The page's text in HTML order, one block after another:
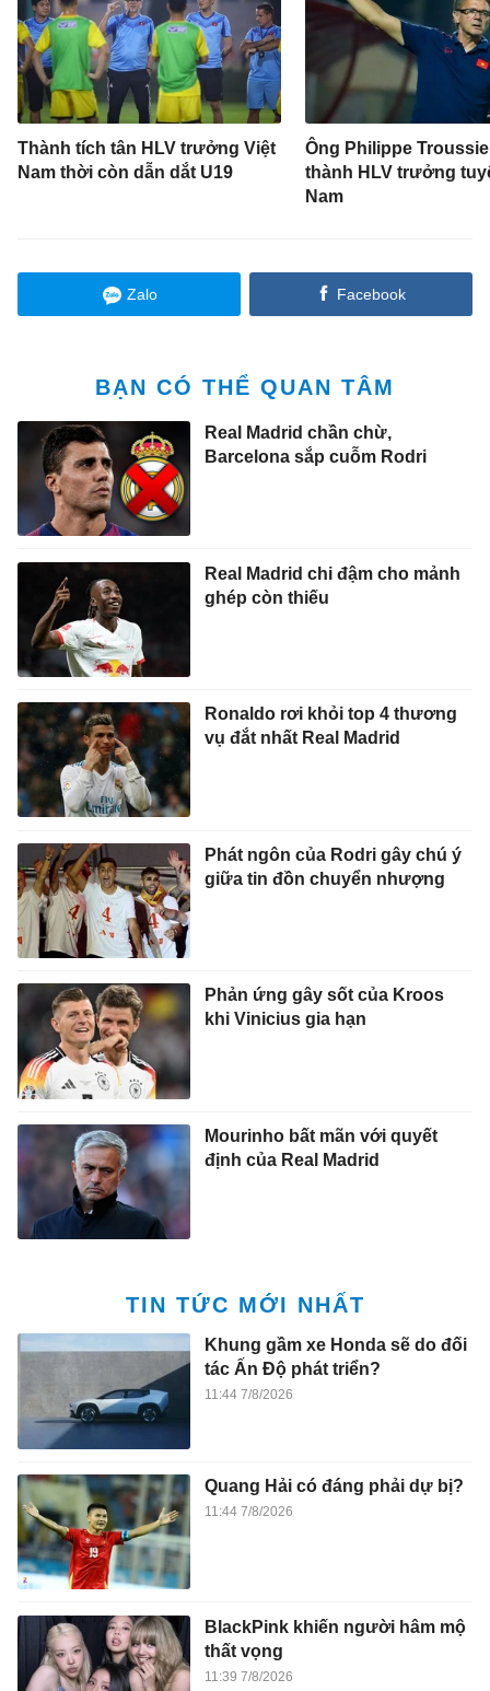
Thành tích tân HLV trưởng Việt
Nam thời còn dẫn dắt U19
Ông Philippe
thành HLV trưởng
Nam
Zalo Facebook
BẠN CÓ THỂ QUAN TÂM
Real Madrid chần chừ,
Barcelona sắp cuỗm Rodri
Real Madrid chi đậm cho mảnh
ghép còn thiếu
Ronaldo rơi khỏi top 4 thương
vụ đắt nhất Real Madrid
Phát ngôn của Rodri gây chú ý
giữa tin đồn chuyển nhượng
Phản ứng gây sốt của Kroos
khi Vinicius gia hạn
Mourinho bất mãn với quyết
định của Real Madrid
TIN TỨC MỚI NHẤT
Khung gầm xe Honda sẽ do đối
tác Ấn Độ phát triển?
11:44 7/8/2026
Quang Hải có đáng phải dự bị?
11:44 7/8/2026
BlackPink khiến người hâm mộ
thất vọng
11:39 7/8/2026